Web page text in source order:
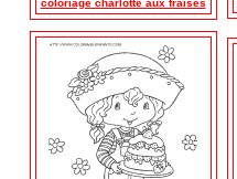
coloriage charlotte aux fraises